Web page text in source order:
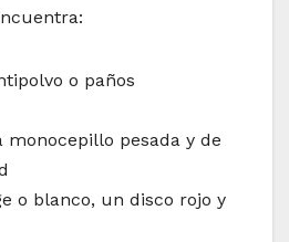
o paños
monocepillo pesada y de
o blanco, un disco rojo y